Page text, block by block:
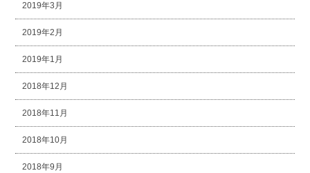
2019年3月
2019年2月
2019年1月
2018年12月
2018年11月
2018年10月
2018年9月